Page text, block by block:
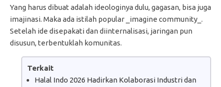
Yang harus dibuat adalah ideologinya dulu, gagasan, bisa juga
imajinasi. Maka ada istilah popular _imagine community_.
Setelah ide disepakati dan diinternalisasi, jaringan pun
disusun, terbentuklah komunitas.
Terkait
Halal Indo 2026 Hadirkan Kolaborasi Industri dan